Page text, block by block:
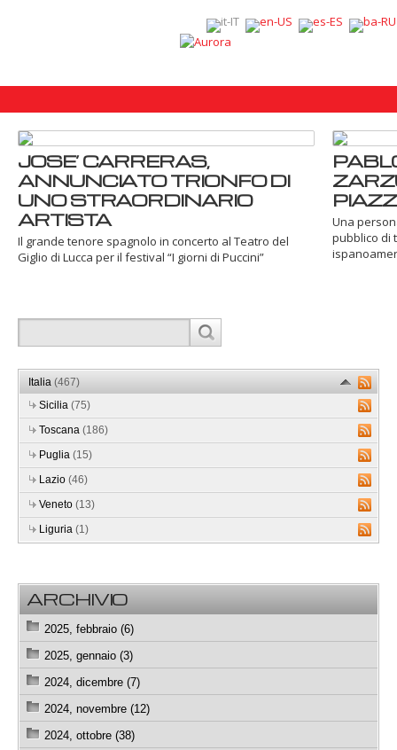
JOSE’ CARRERAS,
ANNUNCIATO TRIONFO DI
UNO STRAORDINARIO
ARTISTA
Il grande tenore spagnolo in concerto al Teatro del
Giglio di Lucca per il festival “I giorni di Puccini”
Una
pubblico di
Italia (467)
Sicilia (75)
Toscana (186)
Puglia (15)
Lazio (46)
Veneto (13)
Liguria (1)
ARCHIVIO
2025, febbraio (6)
2025, gennaio (3)
2024, dicembre (7)
2024, novembre (12)
2024, ottobre (38)